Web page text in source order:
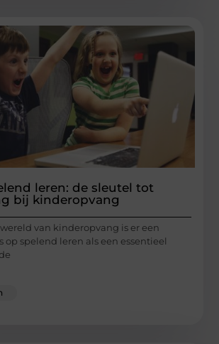
leren: de sleutel tot
bij kinderopvang
van kinderopvang is er een
op spelend leren als een essentieel